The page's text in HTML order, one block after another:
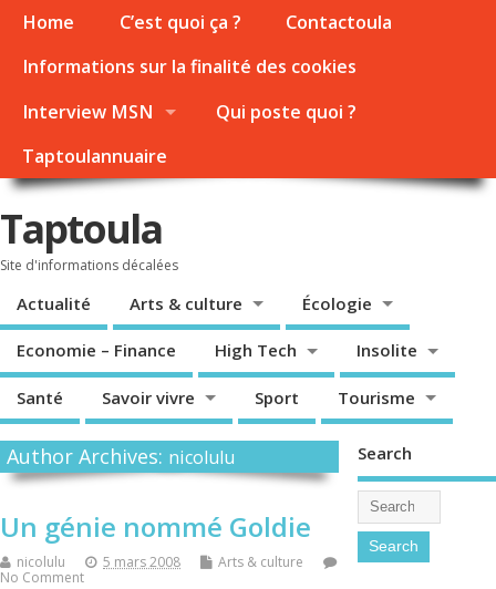
Home C’est quoi ça ?
Contactoula
Informations sur la finalité des cookies
Interview MSN
Qui poste quoi ?
Taptoulannuaire
Taptoula
Site d'informations décalées
Actualité Arts & culture Écologie
Economie – Finance High Tech Insolite
Santé Savoir vivre Sport Tourisme
Author Archives: nicolulu
Un génie nommé Goldie
nicolulu 5 mars 2008
Arts & culture
No Comment
Search